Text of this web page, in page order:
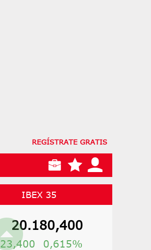
REGÍSTRATE GRATIS
IBEX 35
20.180,400
123,400 0,62%